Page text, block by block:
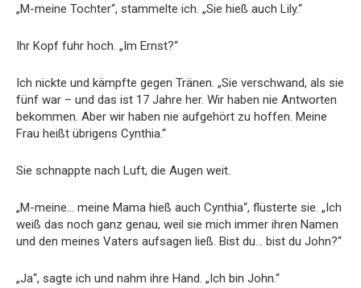
„M-meine Tochter“, stammelte ich. „Sie hieß auch Lily.“
Ihr Kopf fuhr hoch. „Im Ernst?“
Ich nickte und kämpfte gegen Tränen. „Sie verschwand, als sie
fünf war – und das ist 17 Jahre her. Wir haben nie Antworten
bekommen. Aber wir haben nie aufgehört zu hoffen. Meine
Frau heißt übrigens Cynthia.“
Sie schnappte nach Luft, die Augen weit.
„M-meine… meine Mama hieß auch Cynthia“, flüsterte sie. „Ich
weiß das noch ganz genau, weil sie mich immer ihren Namen
und den meines Vaters aufsagen ließ. Bist du… bist du John?“
„Ja“, sagte ich und nahm ihre Hand. „Ich bin John.“